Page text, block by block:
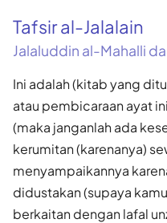
Tafsir al-Jalalain
Jalaluddin al-Mahalli
Ini adalah (kitab yang
atau pembicaraan ayat
(maka janganlah ada
kerumitan (karenanya)
menyampaikannya
didustakan (supaya
berkaitan dengan lafal